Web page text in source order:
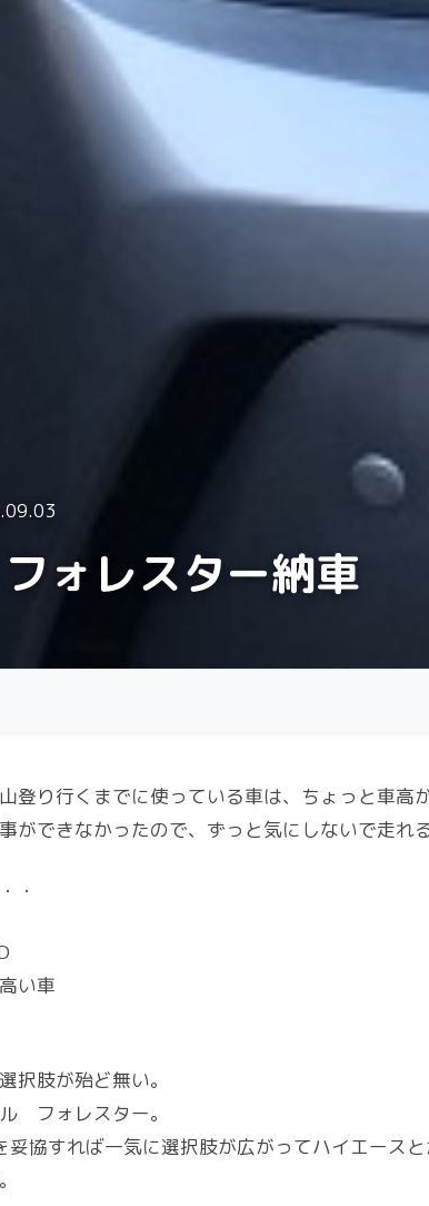
ォレスター納車
登り行くまでに使っている車は、ちょっと車
ができなかったので、ずっと気にしないで走れ
・
い車
択肢が殆ど無い。
フォレスター。
妥協すれば一気に選択肢が広がってハイエース